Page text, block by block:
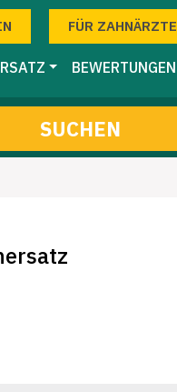
FÜR ZAHNÄRZTE
BEWERTUNGEN
SUCHEN